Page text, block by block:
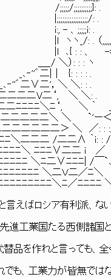
.
;;;;;i:
: . （
、 -=raﾃ
: : : ヽ . :
|｜ {: : : : .
∨二'，＼ ＼: :
二‘, ＼ ＼: . ´¨こ
＼ﾆ‘, ＼ ｀
二二＼ ＼ `'ー＜|
二二二＞ ＼ ／: :
二二二 /二二∧
＼ ﾆﾆﾆ∨二二 i
＼ﾆ二∨ﾆﾆﾆ| /￣`
ﾆ ＼二Ｖ二／ﾆ＼
ﾆﾆﾆﾆ＼ﾆ／ﾆﾆﾆ
言えばロシア有利派、な
先進工業国たる西側諸国
品を作れと言っても、全
でも、工業力が皆無では